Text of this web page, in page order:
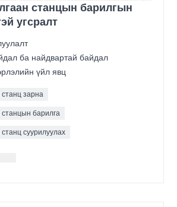
станцын барилгын
угсралт
ба найдвартай байдал
үйл явц
зарна
барилга
суурилуулах